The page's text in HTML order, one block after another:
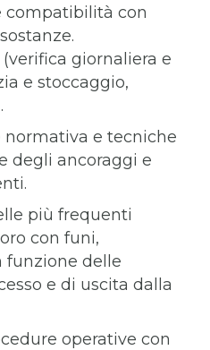
compatibilità con
giornaliera e
e stoccaggio,
normativa e tecniche
degli ancoraggi e
più frequenti
con funi,
funzione delle
e di uscita dalla
operative con